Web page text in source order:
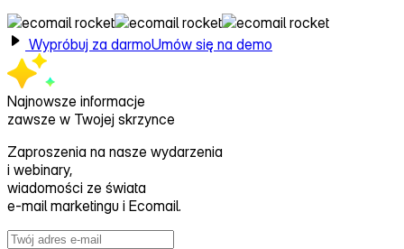
Wypróbuj za darmoUmów się na demo
Najnowsze informacje
zawsze w Twojej skrzynce
Zaproszenia na nasze wydarzenia
i webinary,
wiadomości ze świata
e‑mail marketingu i Ecomail.